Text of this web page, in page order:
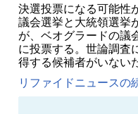
決選投票になる可能性
議会選挙と大統領選挙
が、ベオグラードの議
に投票する。世論調査
得する候補者がいない
リファイドニュースの